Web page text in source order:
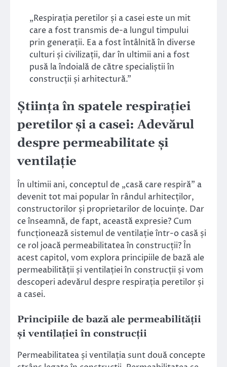
„Respirația peretilor și a casei este un mit
care a fost transmis de-a lungul timpului
prin generații. Ea a fost întâlnită în diverse
culturi și civilizații, dar în ultimii ani a fost
pusă la îndoială de către specialiștii în
construcții și arhitectură.”
Știința în spatele respirației
peretilor și a casei: Adevărul
despre permeabilitate și
ventilație
În ultimii ani, conceptul de „casă care respiră” a
devenit tot mai popular în rândul arhitecților,
constructorilor și proprietarilor de locuințe. Dar
ce înseamnă, de fapt, această expresie? Cum
funcționează sistemul de ventilație într-o casă și
ce rol joacă permeabilitatea în construcții? În
acest capitol, vom explora principiile de bază ale
permeabilității și ventilației în construcții și vom
descoperi adevărul despre respirația peretilor și
a casei.
Principiile de bază ale permeabilității
și ventilației în construcții
Permeabilitatea și ventilația sunt două concepte